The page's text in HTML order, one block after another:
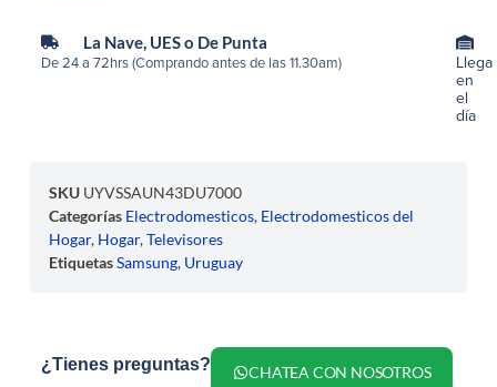
La Nave, UES o De Punta
De 24 a 72hrs (Comprando antes de las 11.30am)
Llega
en
el
día
SKU UYVSSAUN43DU7000
Categorías Electrodomesticos, Electrodomesticos del
Hogar, Hogar,Televisores
EtiquetasSamsung, Uruguay
¿Tienes preguntas? CHATEA CON NOSOTROS